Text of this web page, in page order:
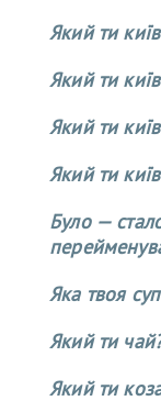
Який ти
Який ти
Який ти
Який ти
Було —
Яка твоя
Який ти
Який ти